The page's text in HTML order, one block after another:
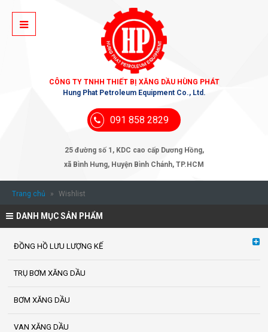
CÔNG TY TNHH THIẾT BỊ XĂNG DẦU HÙNG PHÁT
Hung Phat Petroleum Equipment Co., Ltd.
091 858 2829
25 đường số 1, KDC cao cấp Dương Hồng,
xã Bình Hưng, Huyện Bình Chánh, TP.HCM
Trang chủ » Wishlist
DANH MỤC SẢN PHẨM
ĐỒNG HỒ LƯU LƯỢNG KẾ
TRỤ BƠM XĂNG DẦU
BƠM XĂNG DẦU
VAN XĂNG DẦU